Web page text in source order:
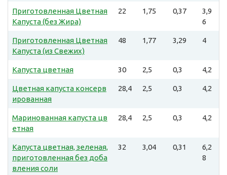
Приготовленная Цветная
Капуста (без Жира)
22 1,75 0,37
3,9
6
Приготовленная Цветная
Капуста (из Свежих)
48 1,77 3,29 4
Капуста цветная 30 2,5 0,3 4,2
Цветная капуста консерв
ированная
28,4 2,5 0,3 4,2
Маринованная капуста цв
етная
28,4 2,5 0,3 4,2
Капуста цветная, зеленая,
приготовленная без доба
вления соли
32 3,04 0,31
6,2
8